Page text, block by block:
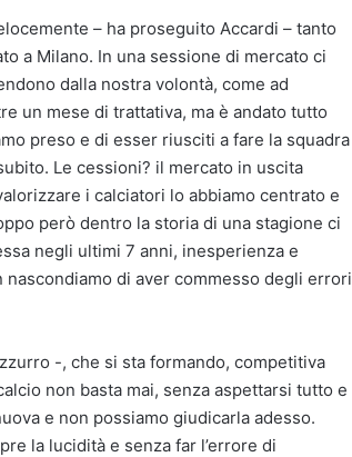
– ha proseguito Accardi – tanto
a Milano. In una sessione di mercato ci
dalla nostra volontà, come ad
un mese di trattativa, ma è andato tutto
preso e di esser riusciti a fare la squadra
Le cessioni? il mercato in uscita
i calciatori lo abbiamo centrato e
però dentro la storia di una stagione ci
negli ultimi 7 anni, inesperienza e
di aver commesso degli errori
-, che si sta formando, competitiva
non basta mai, senza aspettarsi tutto e
e non possiamo giudicarla adesso.
la lucidità e senza far l’errore di